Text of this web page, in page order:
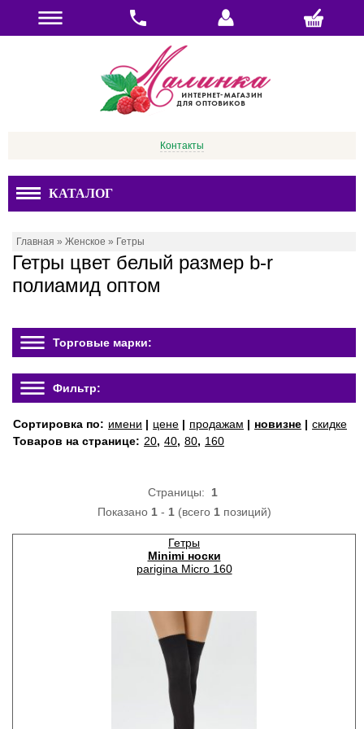
Контакты
КАТАЛОГ
Главная » Женское » Гетры
Гетры цвет белый размер b-r
полиамид оптом
Торговые марки:
Фильтр:
Сортировка по: имени | цене | продажам | новизне | скидке
Товаров на странице: 20, 40, 80, 160
Страницы: 1
Показано 1- 1(всего 1позиций)
Гетры
Minimi носки
parigina Micro 160